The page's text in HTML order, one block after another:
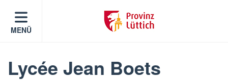
MENÜ
Lycée Jean Boets